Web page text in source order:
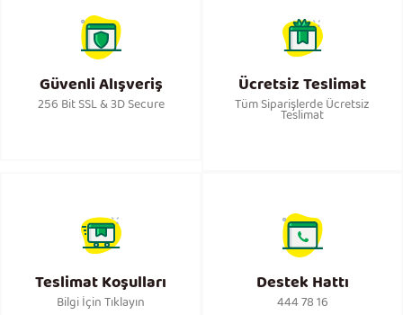
Güvenli Alışveriş
256 Bit SSL & 3D Secure
Ücretsiz Teslimat
Tüm Siparişlerde Ücretsiz
Teslimat
Teslimat Koşulları
Bilgi İçin Tıklayın
Destek Hattı
444 78 16